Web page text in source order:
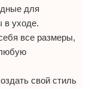
для
в уходе.
все размеры,
свой стиль